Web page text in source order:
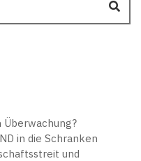
Überwachung?
in die Schranken
und